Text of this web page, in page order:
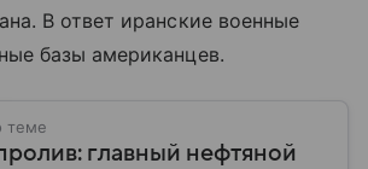
В ответ иранские военные
базы американцев.
теме
главный нефтяной